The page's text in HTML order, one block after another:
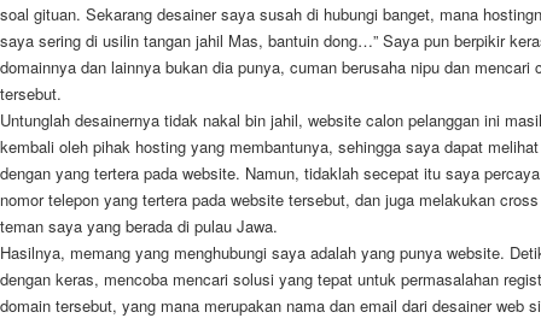
soal gituan. Sekarang desainer saya susah di hubungi banget, mana
saya sering di usilin tangan jahil Mas, bantuin dong…” Saya pun berpikir
domainnya dan lainnya bukan dia punya, cuman berusaha nipu dan mencari
tersebut.
Untunglah desainernya tidak nakal bin jahil, website calon pelanggan ini
kembali oleh pihak hosting yang membantunya, sehingga saya dapat
dengan yang tertera pada website. Namun, tidaklah secepat itu saya
nomor telepon yang tertera pada website tersebut, dan juga melakukan
teman saya yang berada di pulau Jawa.
Hasilnya, memang yang menghubungi saya adalah yang punya website.
dengan keras, mencoba mencari solusi yang tepat untuk permasalahan
domain tersebut, yang mana merupakan nama dan email dari desainer web